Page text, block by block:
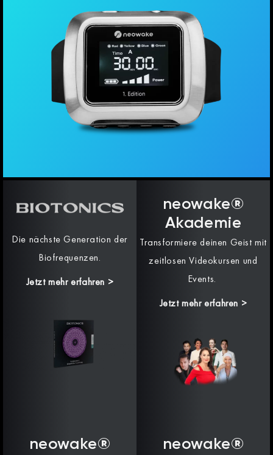
Die nächste Generation der
Biofrequenzen.
Jetzt mehr erfahren >
neowake®
Akademie
Transformiere deinen Geist mit
zeitlosen Videokursen und
Events.
Jetzt mehr erfahren >
neowake®
neowake®